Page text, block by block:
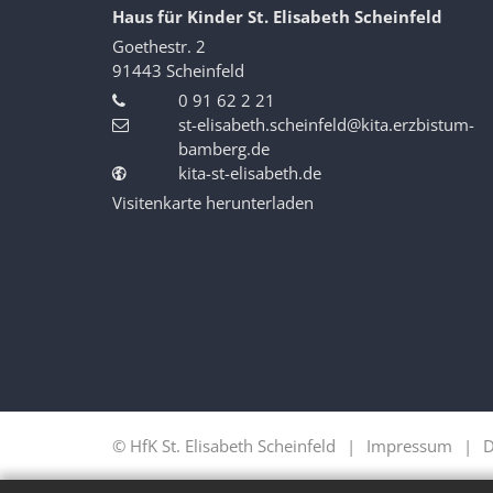
Haus für Kinder St. Elisabeth Scheinfeld
Goethestr. 2
91443 Scheinfeld
0 91 62 2 21
st-elisabeth.scheinfeld@kita.erzbistum-
bamberg.de
kita-st-elisabeth.de
Visitenkarte herunterladen
© HfK St. Elisabeth Scheinfeld Impressum